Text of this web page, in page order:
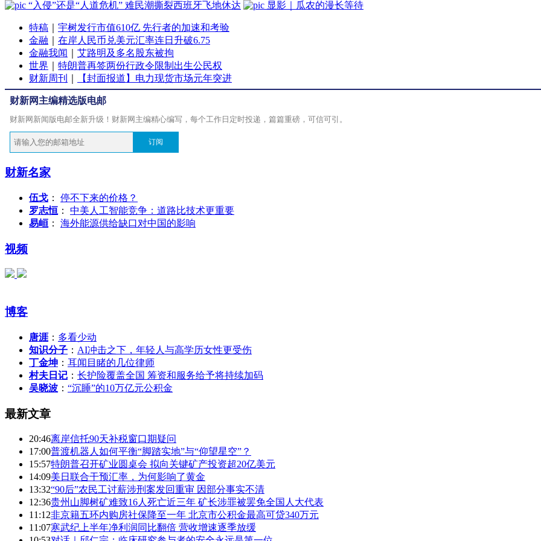
“入侵”还是“人道危机” 难民潮撕裂西班牙飞地休达 显影｜瓜农的漫长等待
特稿
宇树发行市值610亿 先行者的加速和考验
金融
在岸人民币兑美元汇率连日升破6.75
金融我闻
艾路明及多名股东被拘
世界
特朗普再签两份行政令限制出生公民权
财新周刊
【封面报道】电力现货市场元年突进
财新网主编精选版电邮
财新网新闻版电邮全新升级！财新网主编精心编写，每个工作日定时投递，篇篇重磅，可信可引。
订阅
财新名家
伍戈 ： 停不下来的价格？
罗志恒 ： 中美人工智能竞争：道路比技术更重要
易峘 ： 海外能源供给缺口对中国的影响
视频
博客
唐涯 ： 多看少动
知识分子 ： AI冲击之下，年轻人与高学历女性更受伤
丁金坤 ： 耳闻目睹的几位律师
村夫日记 ： 长护险覆盖全国 筹资和服务给予将持续加码
吴晓波 ： “沉睡”的10万亿元公积金
最新文章
20:46离岸信托90天补税窗口期疑问
17:00普渡机器人如何平衡“脚踏实地”与“仰望星空”？
15:57特朗普召开矿业圆桌会 拟向关键矿产投资超20亿美元
14:09美日联合干预汇率，为何影响了黄金
13:32“90后”农民工讨薪涉刑案发回重审 因部分事实不清
12:36贵州山脚树矿难致16人死亡近三年 矿长涉罪被罢免全国人大代表
11:12非京籍五环内购房社保降至一年 北京市公积金最高可贷340万元
11:07寒武纪上半年净利润同比翻倍 营收增速逐季放缓